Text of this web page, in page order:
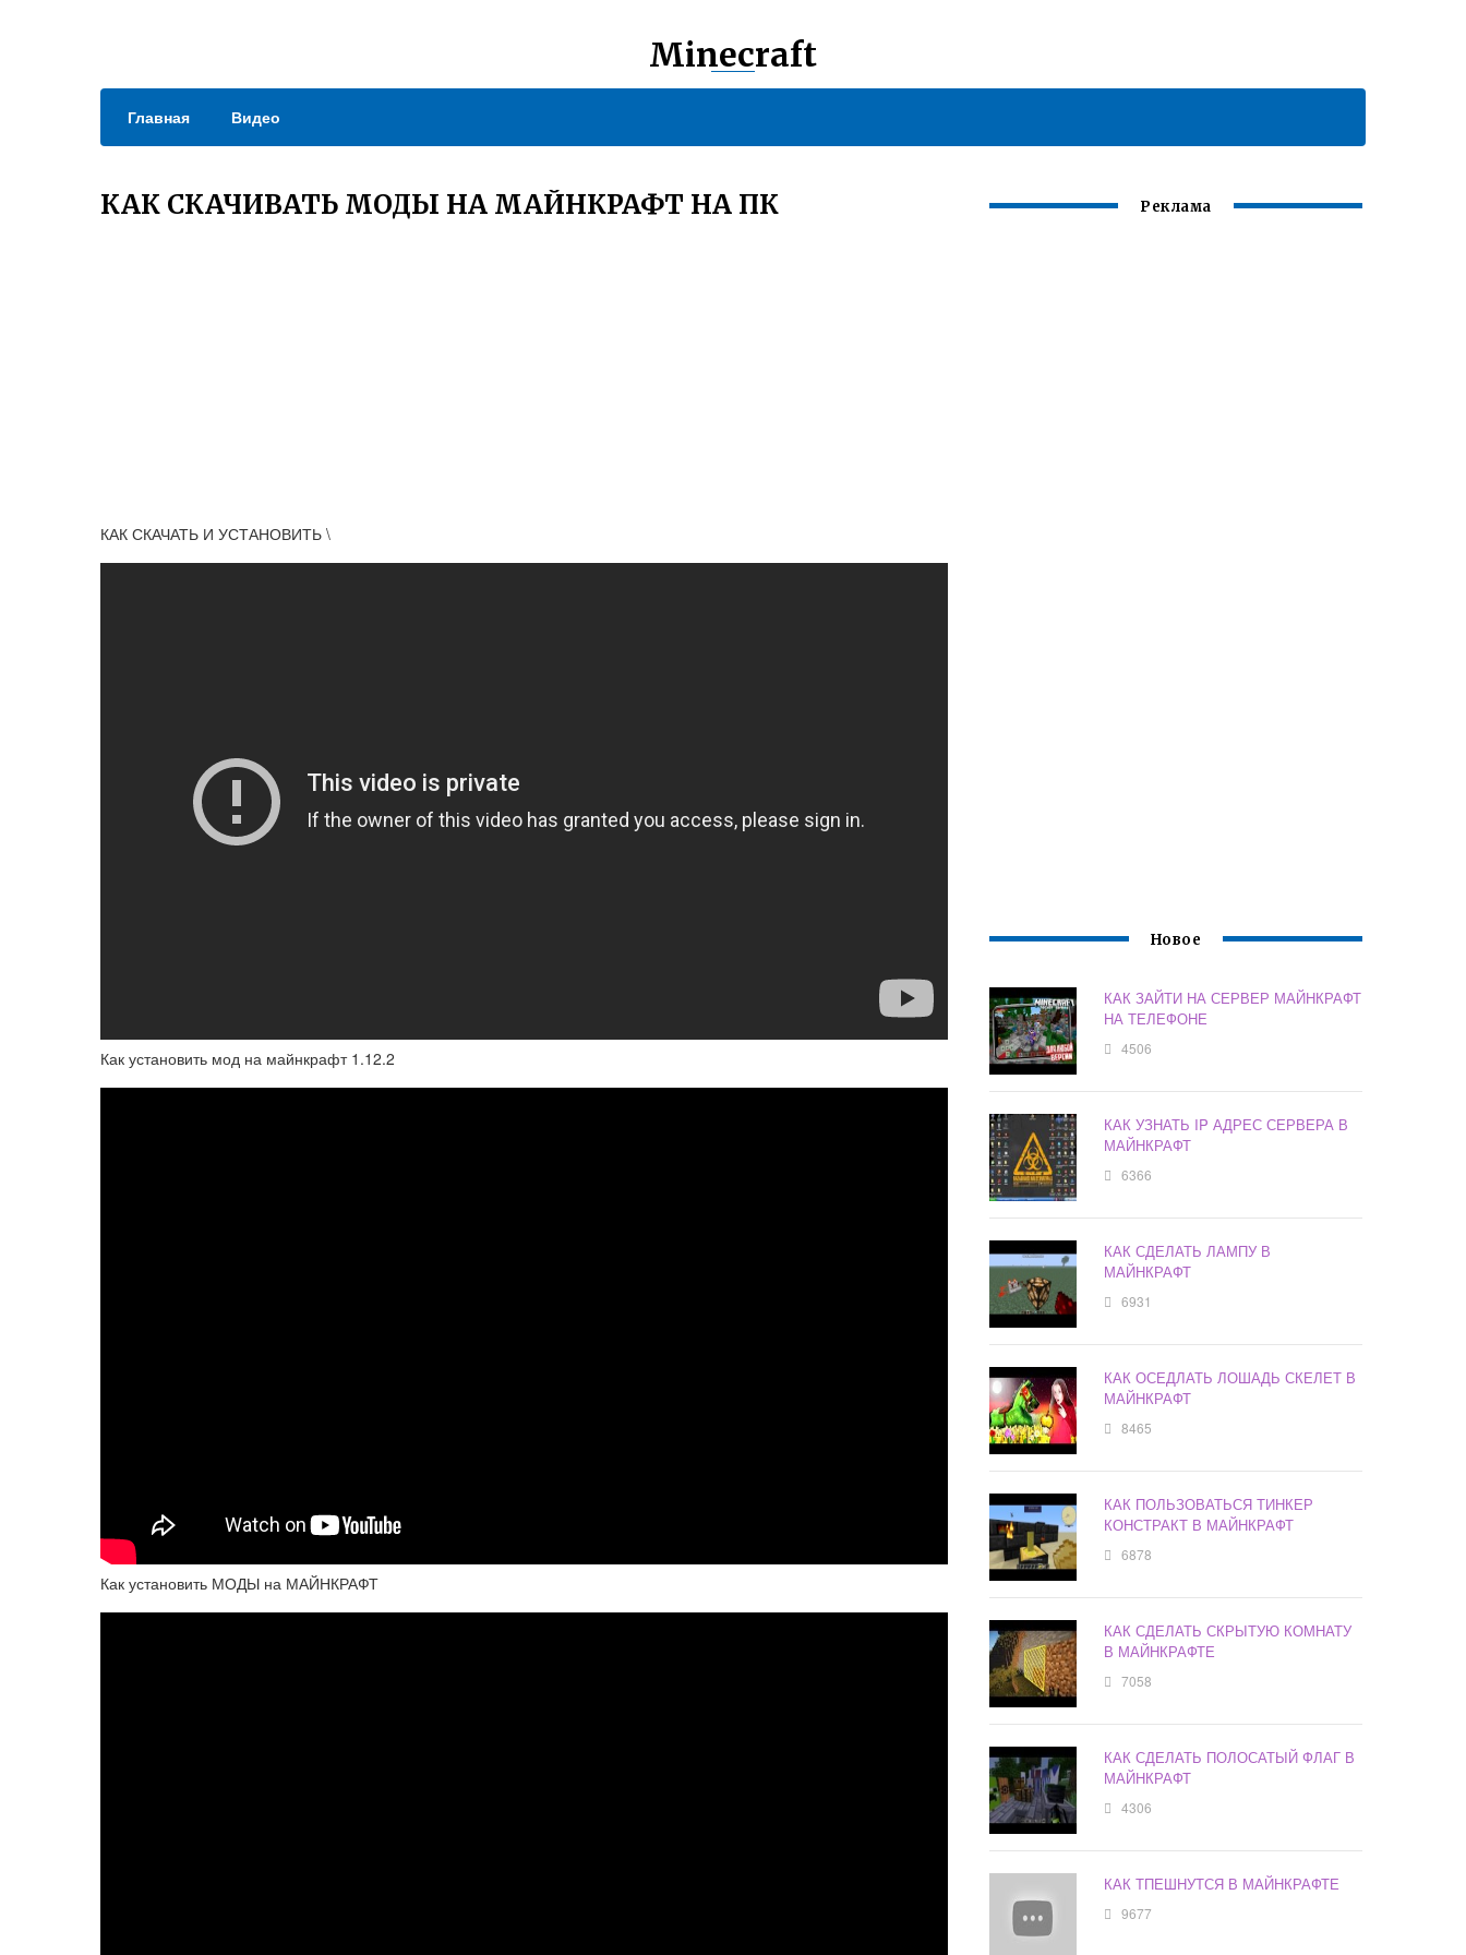
Minecraft
Главная Видео
КАК СКАЧИВАТЬ МОДЫ НА МАЙНКРАФТ НА ПК
КАК СКАЧАТЬ И УСТАНОВИТЬ \
Как установить мод на майнкрафт 1.12.2
Как установить МОДЫ на МАЙНКРАФТ
Реклама
Новое
КАК ЗАЙТИ НА СЕРВЕР МАЙНКРАФТ
НА ТЕЛЕФОНЕ
4506
КАК УЗНАТЬ IP АДРЕС СЕРВЕРА В
МАЙНКРАФТ
6366
КАК СДЕЛАТЬ ЛАМПУ В
МАЙНКРАФТ
6931
КАК ОСЕДЛАТЬ ЛОШАДЬ СКЕЛЕТ В
МАЙНКРАФТ
8465
КАК ПОЛЬЗОВАТЬСЯ ТИНКЕР
КОНСТРАКТ В МАЙНКРАФТ
6878
КАК СДЕЛАТЬ СКРЫТУЮ КОМНАТУ
В МАЙНКРАФТЕ
7058
КАК СДЕЛАТЬ ПОЛОСАТЫЙ ФЛАГ В
МАЙНКРАФТ
4306
КАК ТПЕШНУТСЯ В МАЙНКРАФТЕ
9677